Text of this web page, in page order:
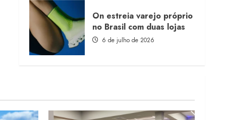
On estreia varejo próprio
no Brasil com duas lojas
6 de julho de 2026